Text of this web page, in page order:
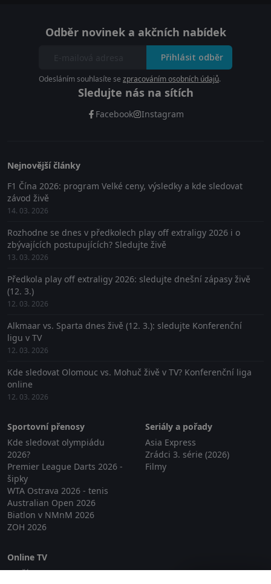
Odběr novinek a akčních nabídek
Přihlásit odběr
Odesláním souhlasíte se zpracováním osobních údajů.
Sledujte nás na sítích
Facebook Instagram
Nejnovější články
F1 Čína 2026: program Velké ceny, výsledky a kde sledovat
závod živě
14. 03. 2026
Rozhodne se dnes v předkolech play off extraligy 2026 i o
zbývajících postupujících? Sledujte živě
13. 03. 2026
Předkola play off extraligy 2026: sledujte dnešní zápasy živě
(12. 3.)
12. 03. 2026
Alkmaar vs. Sparta dnes živě (12. 3.): sledujte Konferenční
ligu v TV
12. 03. 2026
Kde sledovat Olomouc vs. Mohuč živě v TV? Konferenční liga
online
12. 03. 2026
Sportovní přenosy
Kde sledovat olympiádu
2026?
Premier League Darts 2026 -
šipky
WTA Ostrava 2026 - tenis
Australian Open 2026
Biatlon v NMnM 2026
ZOH 2026
Seriály a pořady
Asia Express
Zrádci 3. série (2026)
Filmy
Online TV
Lepší.TV